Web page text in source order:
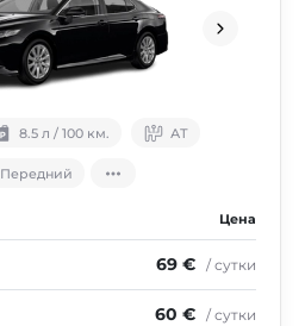
8.5 л / 100 км. АТ
Передний
Цена
69 € / сутки
60 € / сутки